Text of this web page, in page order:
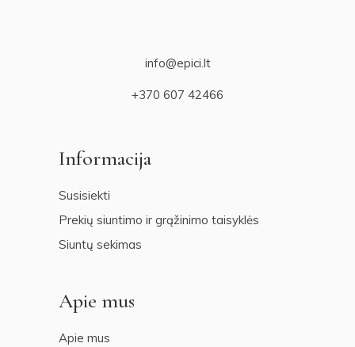
info@epici.lt
+370 607 42466
Informacija
Susisiekti
Prekių siuntimo ir grąžinimo taisyklės
Siuntų sekimas
Apie mus
Apie mus